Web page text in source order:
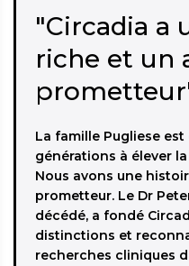
"Circadia a
riche et un
La famille Pugliese
générations à élever
Nous avons une
prometteur. Le Dr
décédé, a fondé
distinctions et
recherches cliniques